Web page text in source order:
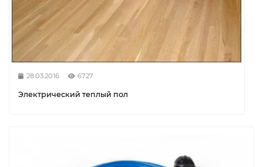
28.03.2016 6727
Электрический теплый пол